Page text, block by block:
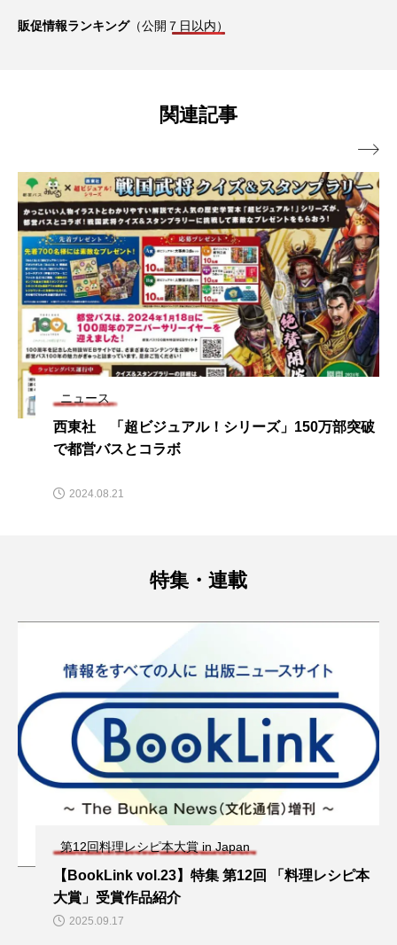
販促情報ランキング（公開７日以内）
関連記事
ニュース
西東社 「超ビジュアル！シリーズ」150万部突破
で都営バスとコラボ
2024.08.21

特集・連載
第12回料理レシピ本大賞 in Japan
【BookLink vol.23】特集 第12回 「料理レシピ本
大賞」受賞作品紹介
2025.09.17